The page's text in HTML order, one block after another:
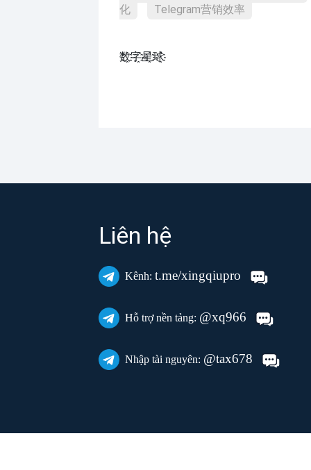
化
Telegram营销效率
数҈字҈星҈球҈͏
Liên hệ
Kênh: t.me/xingqiupro
Hỗ trợ nền tảng: @xq966
Nhập tài nguyên: @tax678